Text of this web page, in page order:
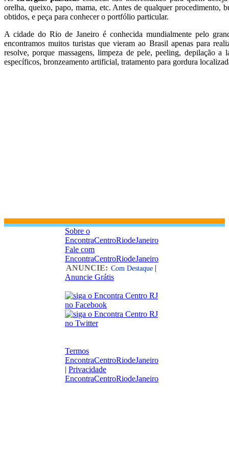
orelha, queixo, papo, mama, etc. Antes de qualquer procedimento,
obtidos, e peça para conhecer o portfólio particular.
A cidade do Rio de Janeiro é conhecida mundialmente pelo
encontramos muitos turistas que vieram ao Brasil apenas para
resolve, porque massagens, limpeza de pele, peeling, depilação
específicos, bronzeamento artificial, tratamento para gordura
Sobre o
EncontraCentroRiodeJaneiro
Fale com
EncontraCentroRiodeJaneiro
ANUNCIE: Com Destaque |
Anuncie Grátis
Termos
EncontraCentroRiodeJaneiro
| Privacidade
EncontraCentroRiodeJaneiro